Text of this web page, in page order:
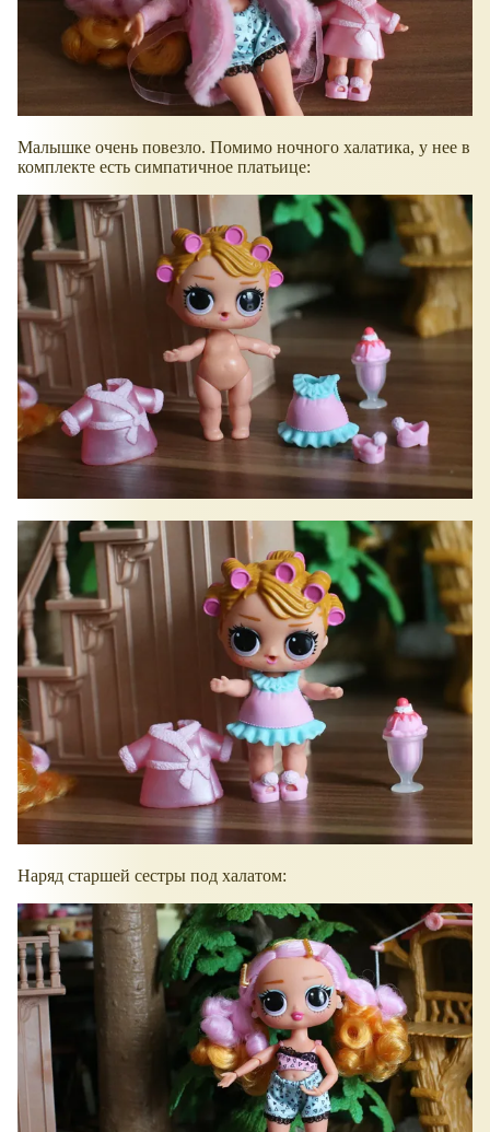
Малышке очень повезло. Помимо ночного халатика, у нее в
комплекте есть симпатичное платьице:
Наряд старшей сестры под халатом: